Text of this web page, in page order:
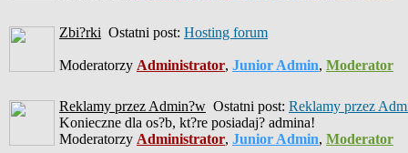
Zbi?rki Ostatni post: Hosting forum
Moderatorzy Administrator, Junior Admin, Moderator
Reklamy przez Admin?w Ostatni post: Reklamy przez
Konieczne dla os?b, kt?re posiadaj? admina!
Moderatorzy Administrator, Junior Admin, Moderator